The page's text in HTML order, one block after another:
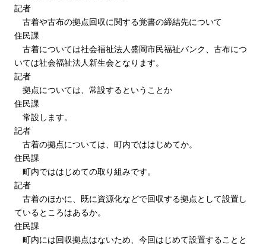
記者
古着や古布の拠点回収に関する覚書の締結先について
住民課
古着については社会福祉法人盛岡市民福祉バンク、古布につ
いては社会福祉法人新生会となります。
記者
拠点については、常設するということか
住民課
常設します。
記者
古着の拠点については、町内でははじめてか。
住民課
町内でははじめての取り組みです。
記者
古着のほかに、既に資源化などで回収する拠点として設置し
ているところはあるか。
住民課
町内には回収拠点はないため、今回はじめて設置することと